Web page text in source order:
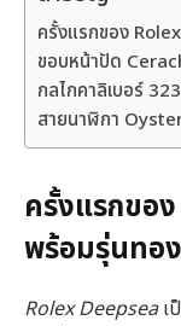
ครั้งแรกของ
ขอบหน้าปัด
กลไกคาลิเบอร์
สายนาฬิกา
ครั้งแรกขอ
พร้อมรุ่นทอ
Rolex Deepseaเ